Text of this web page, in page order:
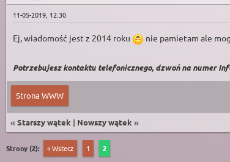
11-05-2019, 12:30
Ej, wiadomość jest z 2014 roku nie pamietam ale
Potrzebujesz kontaktu telefonicznego, dzwoń na numer
Strona WWW
« Starszy wątek | Nowszy wątek »
Strony (2): « Wstecz 1 2